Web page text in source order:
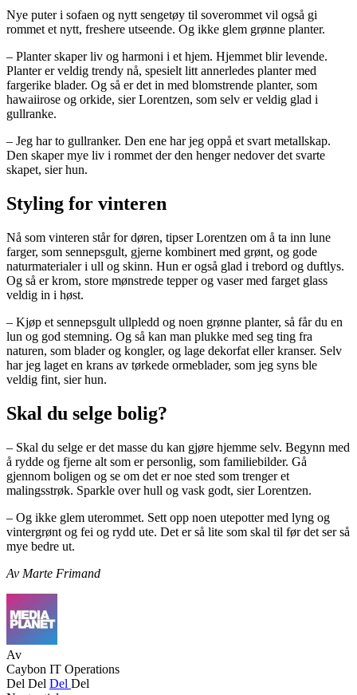
Nye puter i sofaen og nytt sengetøy til soverommet vil også gi
rommet et nytt, freshere utseende. Og ikke glem grønne planter.
– Planter skaper liv og harmoni i et hjem. Hjemmet blir levende.
Planter er veldig trendy nå, spesielt litt annerledes planter med
fargerike blader. Og så er det in med blomstrende planter, som
hawaiirose og orkide, sier Lorentzen, som selv er veldig glad i
gullranke.
– Jeg har to gullranker. Den ene har jeg oppå et svart metallskap.
Den skaper mye liv i rommet der den henger nedover det svarte
skapet, sier hun.
Styling for vinteren
Nå som vinteren står for døren, tipser Lorentzen om å ta inn lune
farger, som sennepsgult, gjerne kombinert med grønt, og gode
naturmaterialer i ull og skinn. Hun er også glad i trebord og duftlys.
Og så er krom, store mønstrede tepper og vaser med farget glass
veldig in i høst.
– Kjøp et sennepsgult ullpledd og noen grønne planter, så får du en
lun og god stemning. Og så kan man plukke med seg ting fra
naturen, som blader og kongler, og lage dekorfat eller kranser. Selv
har jeg laget en krans av tørkede ormeblader, som jeg syns ble
veldig fint, sier hun.
Skal du selge bolig?
– Skal du selge er det masse du kan gjøre hjemme selv. Begynn med
å rydde og fjerne alt som er personlig, som familiebilder. Gå
gjennom boligen og se om det er noe sted som trenger et
malingsstrøk. Sparkle over hull og vask godt, sier Lorentzen.
– Og ikke glem uterommet. Sett opp noen utepotter med lyng og
vintergrønt og fei og rydd ute. Det er så lite som skal til før det ser så
mye bedre ut.
Av Marte Frimand
Av
Caybon IT Operations
Del Del Del Del